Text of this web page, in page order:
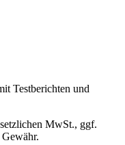
Testberichten und
MwSt., ggf.